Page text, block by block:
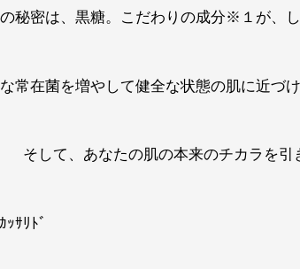
秘密は、黒糖。こだわりの成分※１が、
常在菌を増やして健全な状態の肌に近づ
そして、あなたの肌の本来のチカラを引
ｻﾘﾄﾞ